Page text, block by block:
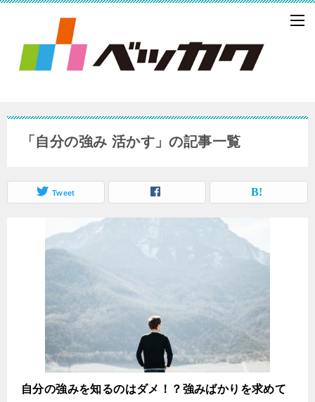
「自分の強み 活かす」の記事一覧
Tweet
自分の強みを知るのはダメ！？強みばかりを求めて